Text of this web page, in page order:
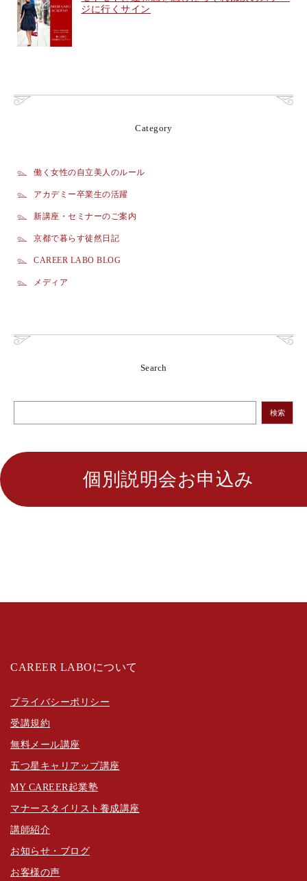
ジに行くサイン
Category
働く女性の自立美人のルール
アカデミー卒業生の活躍
新講座・セミナーのご案内
京都で暮らす徒然日記
CAREER LABO BLOG
メディア
Search
検索
個別説明会お申込み
CAREER LABOについて
プライバシーポリシー
受講規約
無料メール講座
五つ星キャリアップ講座
MY CAREER起業塾
マナースタイリスト養成講座
講師紹介
お知らせ・ブログ
お客様の声